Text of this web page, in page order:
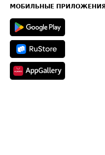
Техническая информация
МОБИЛЬНЫЕ ПРИЛОЖЕНИЯ